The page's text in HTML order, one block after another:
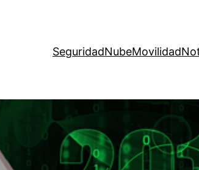
SeguridadNubeMovilidad